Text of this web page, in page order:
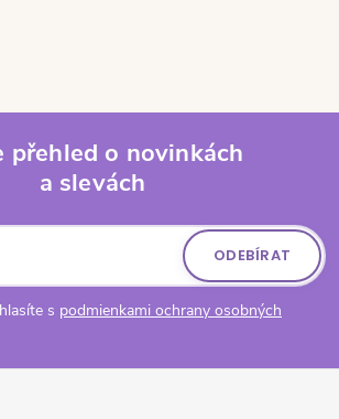
přehled o novinkách
a slevách
s podmienkami ochrany osobných
ODEBÍRAT